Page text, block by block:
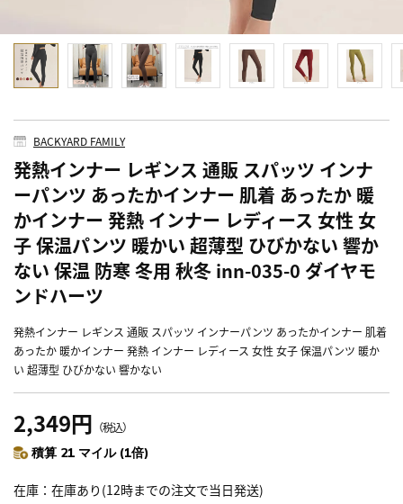
BACKYARD FAMILY
発熱インナー レギンス 通販 スパッツ インナ
ーパンツ あったかインナー 肌着 あったか 暖
かインナー 発熱 インナー レディース 女性 女
子 保温パンツ 暖かい 超薄型 ひびかない 響か
ない 保温 防寒 冬用 秋冬 inn-035-0 ダイヤモ
ンドハーツ
発熱インナー レギンス 通販 スパッツ インナーパンツ あったかインナー 肌着
あったか 暖かインナー 発熱 インナー レディース 女性 女子 保温パンツ 暖か
い 超薄型 ひびかない 響かない
2,349円 （税込）
積算 21 マイル (1倍)
在庫 在庫あり(12時までの注文で当日発送)